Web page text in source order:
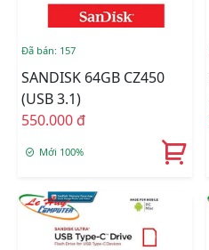
Đã bán: 157
SANDISK 64GB CZ450
(USB 3.1)
550.000 đ
Mới 100%